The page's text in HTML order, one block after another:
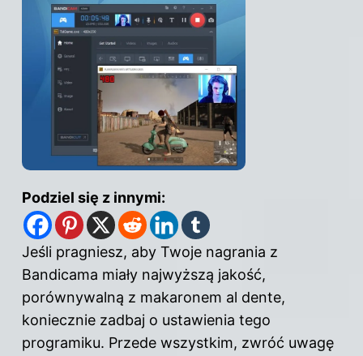
Podziel się z innymi:
Jeśli pragniesz, aby Twoje nagrania z
Bandicama miały najwyższą jakość,
porównywalną z makaronem al dente,
koniecznie zadbaj o ustawienia tego
programiku. Przede wszystkim, zwróć uwagę